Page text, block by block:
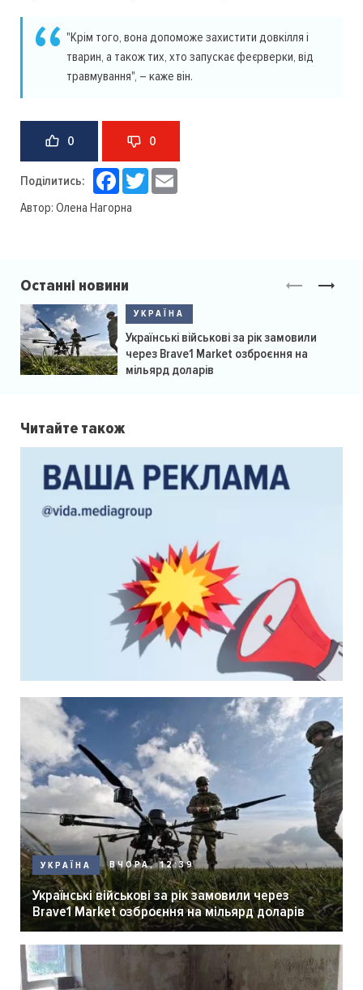
"Крім того, вона допоможе захистити довкілля і
тварин, а також тих, хто запускає феєрверки, від
травмування", – каже він.
0 0
Поділитись: Facebook
Twitter
Автор: Олена Нагорна
Останні новини
УКРАЇНА
Українські військові за рік замовили
через Brave1 Market озброєння на
мільярд доларів
Читайте також
УКРАЇНА ВЧОРА, 12:39
Українські військові за рік замовили через
Brave1 Market озброєння на мільярд доларів